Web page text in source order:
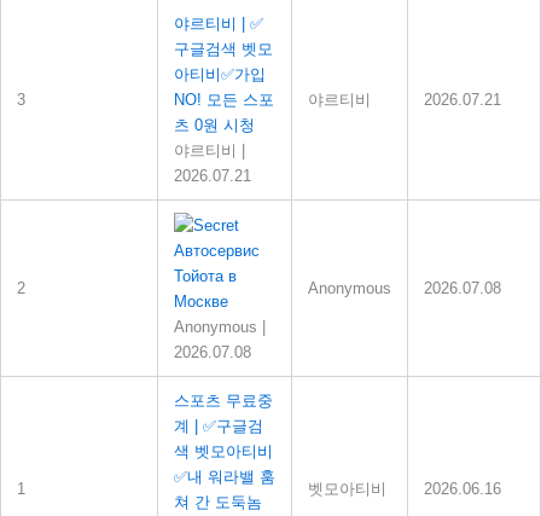
3
야르티비 | ✅
구글검색 벳모
아티비✅가입
NO! 모든 스포
츠 0원 시청
야르티비 |
2026.07.21
야르티비 2026.07.21
2
Автосервис
Тойота в
Москве
Anonymous |
2026.07.08
Anonymous 2026.07.08
1
스포츠 무료중
계 | ✅구글검
색 벳모아티비
✅내 워라밸 훔
쳐 간 도둑놈
벳모아티비 2026.06.16